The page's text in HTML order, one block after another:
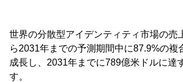
世界の分散型アイデンティティ市場の売
ら2031年までの予測期間中に87.9%の複
成長し、2031年までに789億米ドルに達
す。